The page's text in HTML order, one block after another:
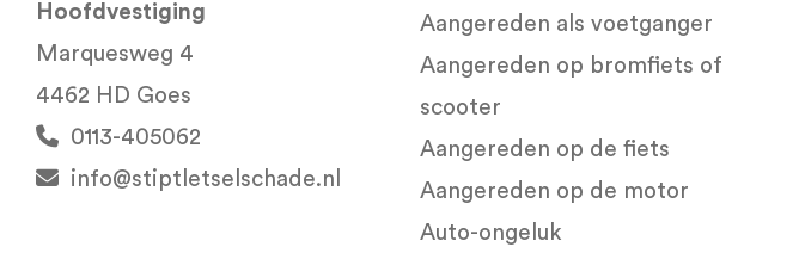
Hoofdvestiging
Marquesweg 4
4462 HD Goes
0113-405062
info@stiptletselschade.nl
Aangereden als voetganger
Aangereden op bromfiets of
scooter
Aangereden op de fiets
Aangereden op de motor
Auto-ongeluk